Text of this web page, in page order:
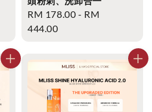
Regular
price
RM 178.00 - RM
444.00